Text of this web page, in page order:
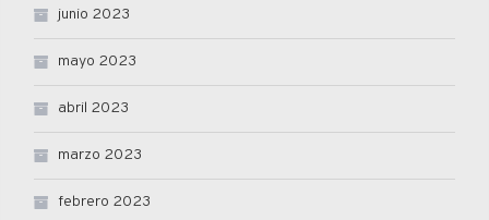
junio 2023
mayo 2023
abril 2023
marzo 2023
febrero 2023